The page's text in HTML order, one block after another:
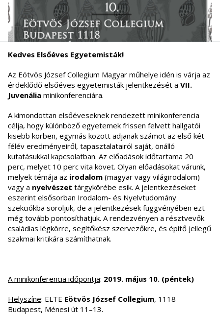
Kedves Elsőéves Egyetemisták!
Az Eötvös József Collegium Magyar műhelye idén is várja az
érdeklődő elsőéves egyetemisták jelentkezését a VII.
Juvenália minikonferenciára.
A kimondottan elsőéveseknek rendezett minikonferencia
célja, hogy különböző egyetemek frissen felvett hallgatói
kisebb körben, egymás között adjanak számot az első két
félév eredményeiről, tapasztalatairól saját, önálló
kutatásukkal kapcsolatban. Az előadások időtartama 20
perc, melyet 10 perc vita követ. Olyan előadásokat várunk,
melyek témája az irodalom (magyar vagy világirodalom)
vagy a nyelvészet tárgykörébe esik. A jelentkezéseket
eszerint elsősorban Irodalom- és Nyelvtudomány
szekciókba soroljuk, de a jelentkezések függvényében ezt
még tovább pontosíthatjuk. A rendezvényen a résztvevők
családias légkörre, segítőkész szervezőkre, és építő jellegű
szakmai kritikára számíthatnak.
A minikonferencia időpontja: 2019. május 10. (péntek)
Helyszíne: ELTE Eötvös József Collegium, 1118
Budapest, Ménesi út 11–13.